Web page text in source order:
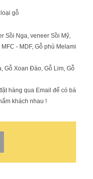
gỗ
Sồi Nga, veneer Sồi Mỹ,
- MDF, Gỗ phủ Melamin,
Gỗ Xoan Đào, Gỗ Lim, Gỗ
hàng qua Email để có báo
khách nhau !